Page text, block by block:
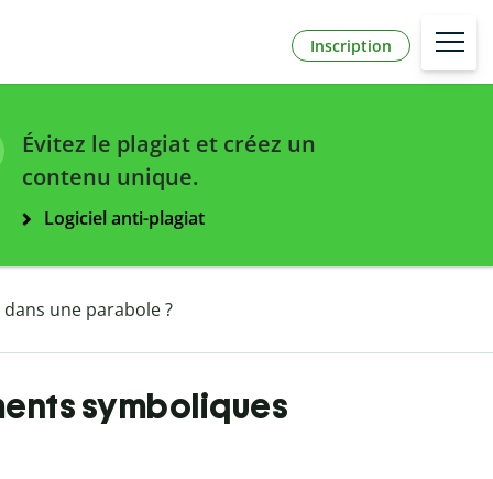
Inscription
Évitez le plagiat et créez un
contenu unique.
Logiciel anti-plagiat
une parabole ?
symboliques